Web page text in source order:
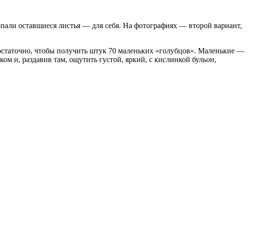
оставшиеся листья — для себя. На фотографиях — второй вариант,
чтобы получить штук 70 маленьких «голубцов». Маленькие —
и, раздавив там, ощутить густой, яркий, с кислинкой бульон,